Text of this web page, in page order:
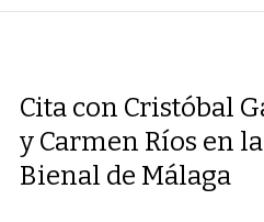
Cita con Cristóbal
y Carmen Ríos en la
Bienal de Málaga